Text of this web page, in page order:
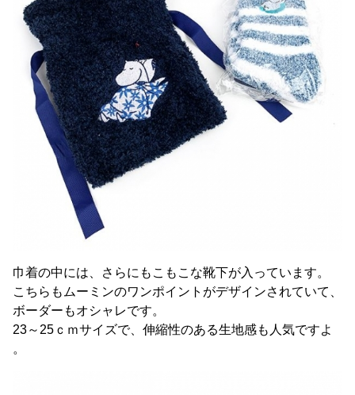
巾着の中には、さらにもこもこな靴下が入っています。
こちらもムーミンのワンポイントがデザインされていて、
ボーダーもオシャレです。
23～25ｃｍサイズで、伸縮性のある生地感も人気ですよ
。